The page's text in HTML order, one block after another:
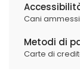
Cani ammessi
Metodi di
Carte di